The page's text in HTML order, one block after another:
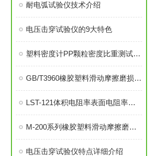
耐电弧试验仪技术介绍
电压击穿试验仪的9大特色
塑料密度计PP颗粒密度比重测试方法介绍
GB/T3960橡胶塑料滑动摩擦磨损试验仪
LST-121体积电阻率表面电阻率测量说明
M-200系列橡胶塑料滑动摩擦磨损试验仪详细介绍
电压击穿试验仪特点详细介绍